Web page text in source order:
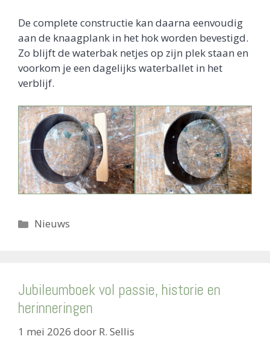
De complete constructie kan daarna eenvoudig
aan de knaagplank in het hok worden bevestigd.
Zo blijft de waterbak netjes op zijn plek staan en
voorkom je een dagelijks waterballet in het
verblijf.
Categorieën
Nieuws
Jubileumboek vol passie, historie en
herinneringen
1 mei 2026 door R. Sellis